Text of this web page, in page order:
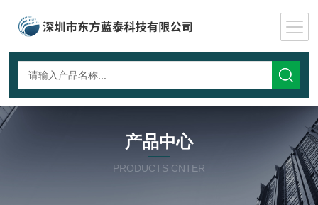
产品中心
PRODUCTS CNTER